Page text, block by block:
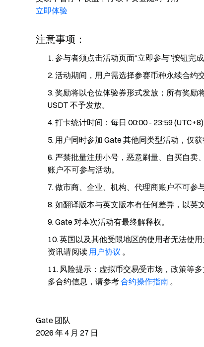
立即体验
注意事项：
参与者须点击活动页面“立即参与”按钮完
活动期间，用户需选择参赛币种永续合约
奖励将以仓位体验券形式发放；所有奖励
USDT 不予发放。
打卡统计时间：每日 00:00 - 23:59 (UTC+8)
用户同时参加 Gate 其他同类型活动，仅获
严禁批量注册小号，恶意刷量、自买自卖
账户不可参与活动。
做市商、企业、机构、代理商账户不可参
如翻译版本与英文版本有任何差异，以英
Gate 对本次活动有最终解释权。
英国以及其他受限地区的使用者无法使
资讯请阅读 用户协议 。
风险提示：虚拟币交易受市场，政策等
多合约信息，请参考合约操作指南 。
Gate 团队
2026 年 4 月 27 日